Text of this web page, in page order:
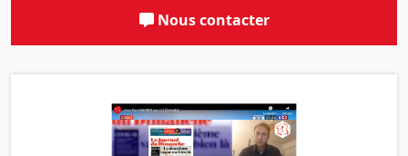
Nous contacter